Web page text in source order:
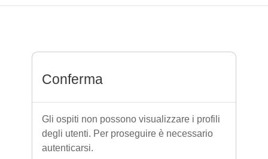
Conferma
Gli ospiti non possono visualizzare i profili
degli utenti. Per proseguire è necessario
autenticarsi.